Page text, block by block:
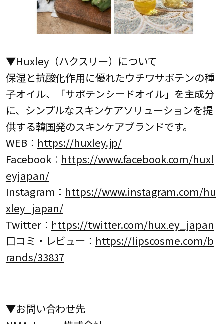
▼Huxley（ハクスリー）について
保湿と抗酸化作用に優れたウチワサボテンの種
子オイル、「サボテンシードオイル」を主成分
に、シンプルなスキンケアソリューションを提
供する韓国発のスキンケアブランドです。
WEB： https://huxley.jp/
Facebook： https://www.facebook.com/huxl
eyjapan/
Instagram： https://www.instagram.com/hu
xley_japan/
Twitter： https://twitter.com/huxley_japan
口コミ・レビュー： https://lipscosme.com/b
rands/33837
▼お問い合わせ先